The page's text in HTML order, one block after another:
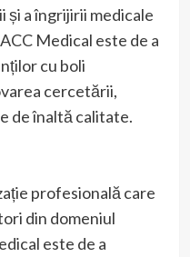
și a îngrijirii medicale
Medical este de a
cu boli
cercetării,
de înaltă calitate.
profesională care
din domeniul
este de a